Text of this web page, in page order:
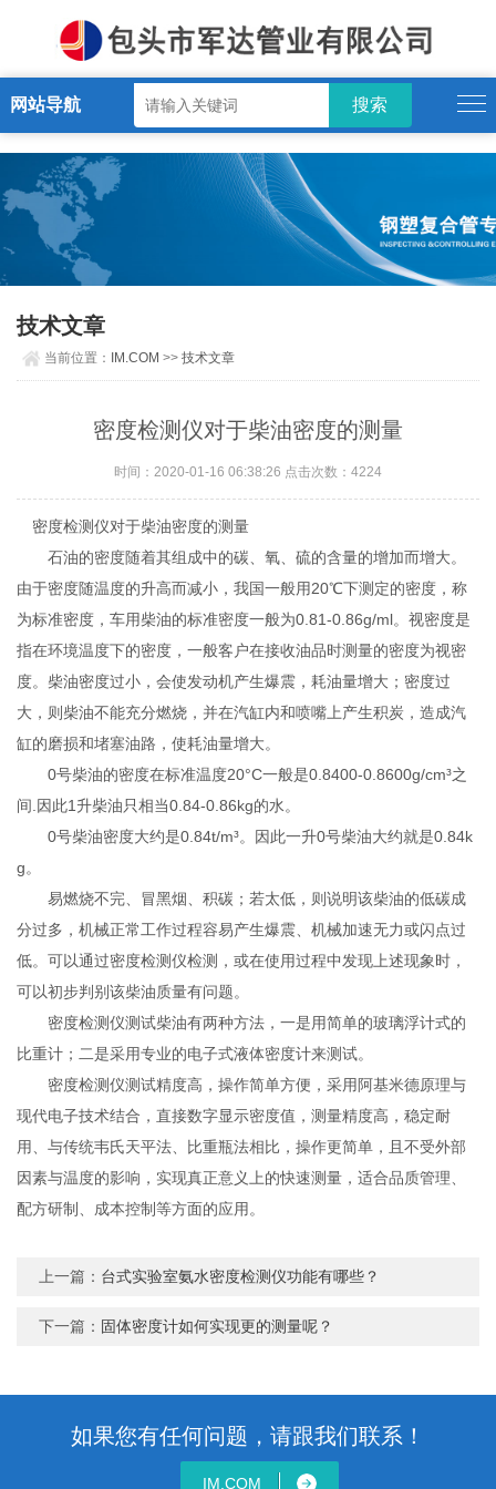
IM.COM
网站导航
技术文章
当前位置： IM.COM >>技术文章
密度检测仪对于柴油密度的测量
时间：2020-01-16 06:38:26 点击次数：4224
密度检测仪对于柴油密度的测量
石油的密度随着其组成中的碳、氧、硫的含量的增加而增大。
由于密度随温度的升高而减小，我国一般用20℃下测定的密度，称
为标准密度，车用柴油的标准密度一般为0.81-0.86g/ml。视密度是
指在环境温度下的密度，一般客户在接收油品时测量的密度为视密
度。柴油密度过小，会使发动机产生爆震，耗油量增大；密度过
大，则柴油不能充分燃烧，并在汽缸内和喷嘴上产生积炭，造成汽
缸的磨损和堵塞油路，使耗油量增大。
0号柴油的密度在标准温度20°C一般是0.8400-0.8600g/cm³之
间.因此1升柴油只相当0.84-0.86kg的水。
0号柴油密度大约是0.84t/m³。因此一升0号柴油大约就是0.84k
g。
易燃烧不完、冒黑烟、积碳；若太低，则说明该柴油的低碳成
分过多，机械正常工作过程容易产生爆震、机械加速无力或闪点过
低。可以通过密度检测仪检测，或在使用过程中发现上述现象时，
可以初步判别该柴油质量有问题。
密度检测仪测试柴油有两种方法，一是用简单的玻璃浮计式的
比重计；二是采用专业的电子式液体密度计来测试。
密度检测仪测试精度高，操作简单方便，采用阿基米德原理与
现代电子技术结合，直接数字显示密度值，测量精度高，稳定耐
用、与传统韦氏天平法、比重瓶法相比，操作更简单，且不受外部
因素与温度的影响，实现真正意义上的快速测量，适合品质管理、
配方研制、成本控制等方面的应用。
上一篇： 台式实验室氨水密度检测仪功能有哪些？
下一篇： 固体密度计如何实现更的测量呢？
如果您有任何问题，请跟我们联系！
IM.COM